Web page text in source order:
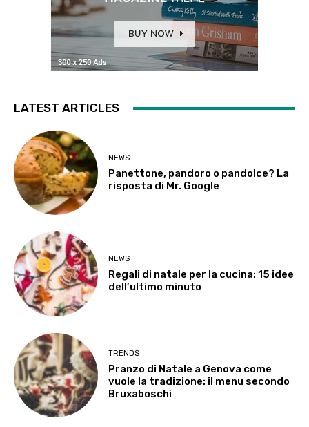
LATEST ARTICLES
NEWS
Panettone, pandoro o pandolce? La
risposta di Mr. Google
NEWS
Regali di natale per la cucina: 15 idee
dell’ultimo minuto
TRENDS
Pranzo di Natale a Genova come
vuole la tradizione: il menu secondo
Bruxaboschi